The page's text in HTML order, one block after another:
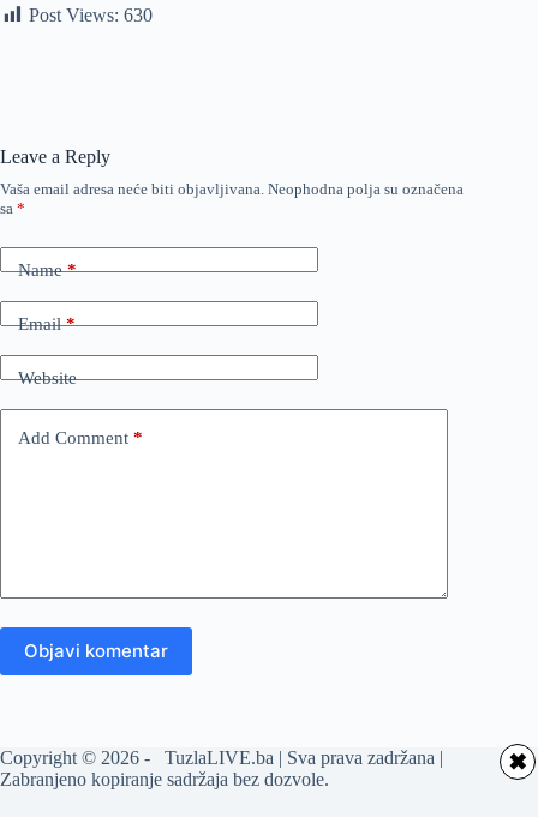
Post Views: 630
Leave a Reply
Vaša email adresa neće biti objavljivana. Neophodna polja su označena
sa *
Name*
Email*
Website
Add Comment *
Objavi komentar
Copyright © 2026 - TuzlaLIVE.ba | Sva prava zadržana |
Zabranjeno kopiranje sadržaja bez dozvole.
✖